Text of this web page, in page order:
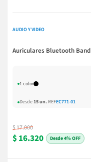
AUDIO Y VIDEO
Auriculares Bluetooth Band
1 color
Desde15 un. REFEC771-01
$ 17.000
$ 16.320 4% OFF